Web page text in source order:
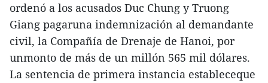
ordenó a los acusados Duc Chung y Truong
Giang pagaruna indemnización al demandante
civil, la Compañía de Drenaje de Hanoi, por
unmonto de más de un millón 565 mil dólares.
La sentencia de primera instancia estableceque